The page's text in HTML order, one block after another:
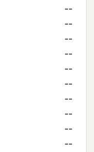
--
--
--
--
--
--
--
--
--
--